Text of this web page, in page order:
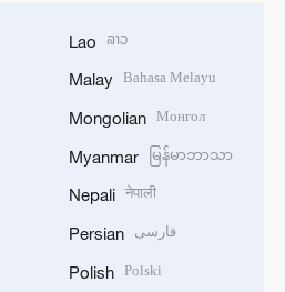
Lao ລາວ
Malay Bahasa Melayu
Mongolian Монгол
Myanmar မြန်မာဘာသာ
Nepali नेपाली
Persian فارسی
Polish Polski